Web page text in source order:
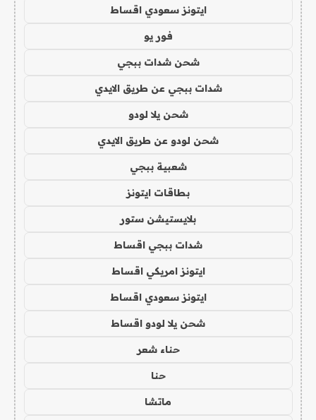
ايتونز سعودي اقساط
فور يو
شحن شدات ببجي
شدات ببجي عن طريق الايدي
شحن يلا لودو
شحن لودو عن طريق الايدي
شعبية ببجي
بطاقات ايتونز
بلايستيشن ستور
شدات ببجي اقساط
ايتونز امريكي اقساط
ايتونز سعودي اقساط
شحن يلا لودو اقساط
حناء شعر
حنا
ماتشا